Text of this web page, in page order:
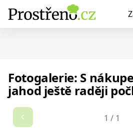
Fotogalerie: S
jahod ještě raději
1 / 1